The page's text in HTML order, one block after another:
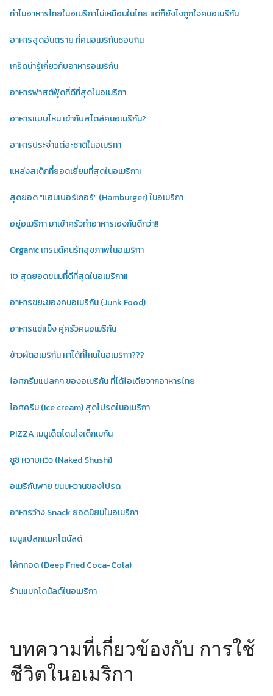
ทำไมอาหารไทยในอเมริกาไม่เหมือนในไทย แต่ก็ยังไงถูกใจคนอเมริกัน
อาหารสุดอันตราย ที่คนอเมริกันชอบกิน
เกร็ดน่ารู้เกี่ยวกับอาหารอเมริกัน
อาหารฟาสต์ฟู้ดที่ดีที่สุดในอเมริกา
อาหารแบบไหน เข้ากับสไตล์คนอเมริกัน?
อาหารประจำแต่ละชาติในอเมริกา
แหล่งสเต็กที่ยอดเยี่ยมที่สุดในอเมริกา!
สุดยอด “แฮมเบอร์เกอร์” (Hamburger) ในอเมริกา
อยู่อเมริกา มาเข้าครัวทำอาหารเองกันดีกว่า!!
Organic เทรนด์คนรักสุขภาพในอเมริกา
10 สุดยอดขนมที่ดีที่สุดในอเมริกา!!
อาหารขยะของคนอเมริกัน (Junk Food)
อาหารแช่แข็ง คู่ครัวคนอเมริกัน
ข้าวผัดอเมริกัน หาได้ที่ไหนในอเมริกา???
ไอศกรีมแปลกๆ ของอเมริกัน ที่ได้ไอเดียจากอาหารไทย
ไอศครีม (Ice cream) สุดโปรดในอเมริกา
PIZZA เมนูเด็ดโดนใจเด็กเมกัน
ซูซิ หวาบหวิว (Naked Shushi)
อเมริกันพาย ขนมหวานของโปรด
อาหารว่าง Snack ยอดนิยมในอเมริกา
เมนูแปลกแมคโดนัลด์
โค้กทอด (Deep Fried Coca-Cola)
ร้านแมคโดนัลด์ในอเมริกา
บทความที่เกี่ยวข้องกับ การใช้
ชีวิตในอเมริกา